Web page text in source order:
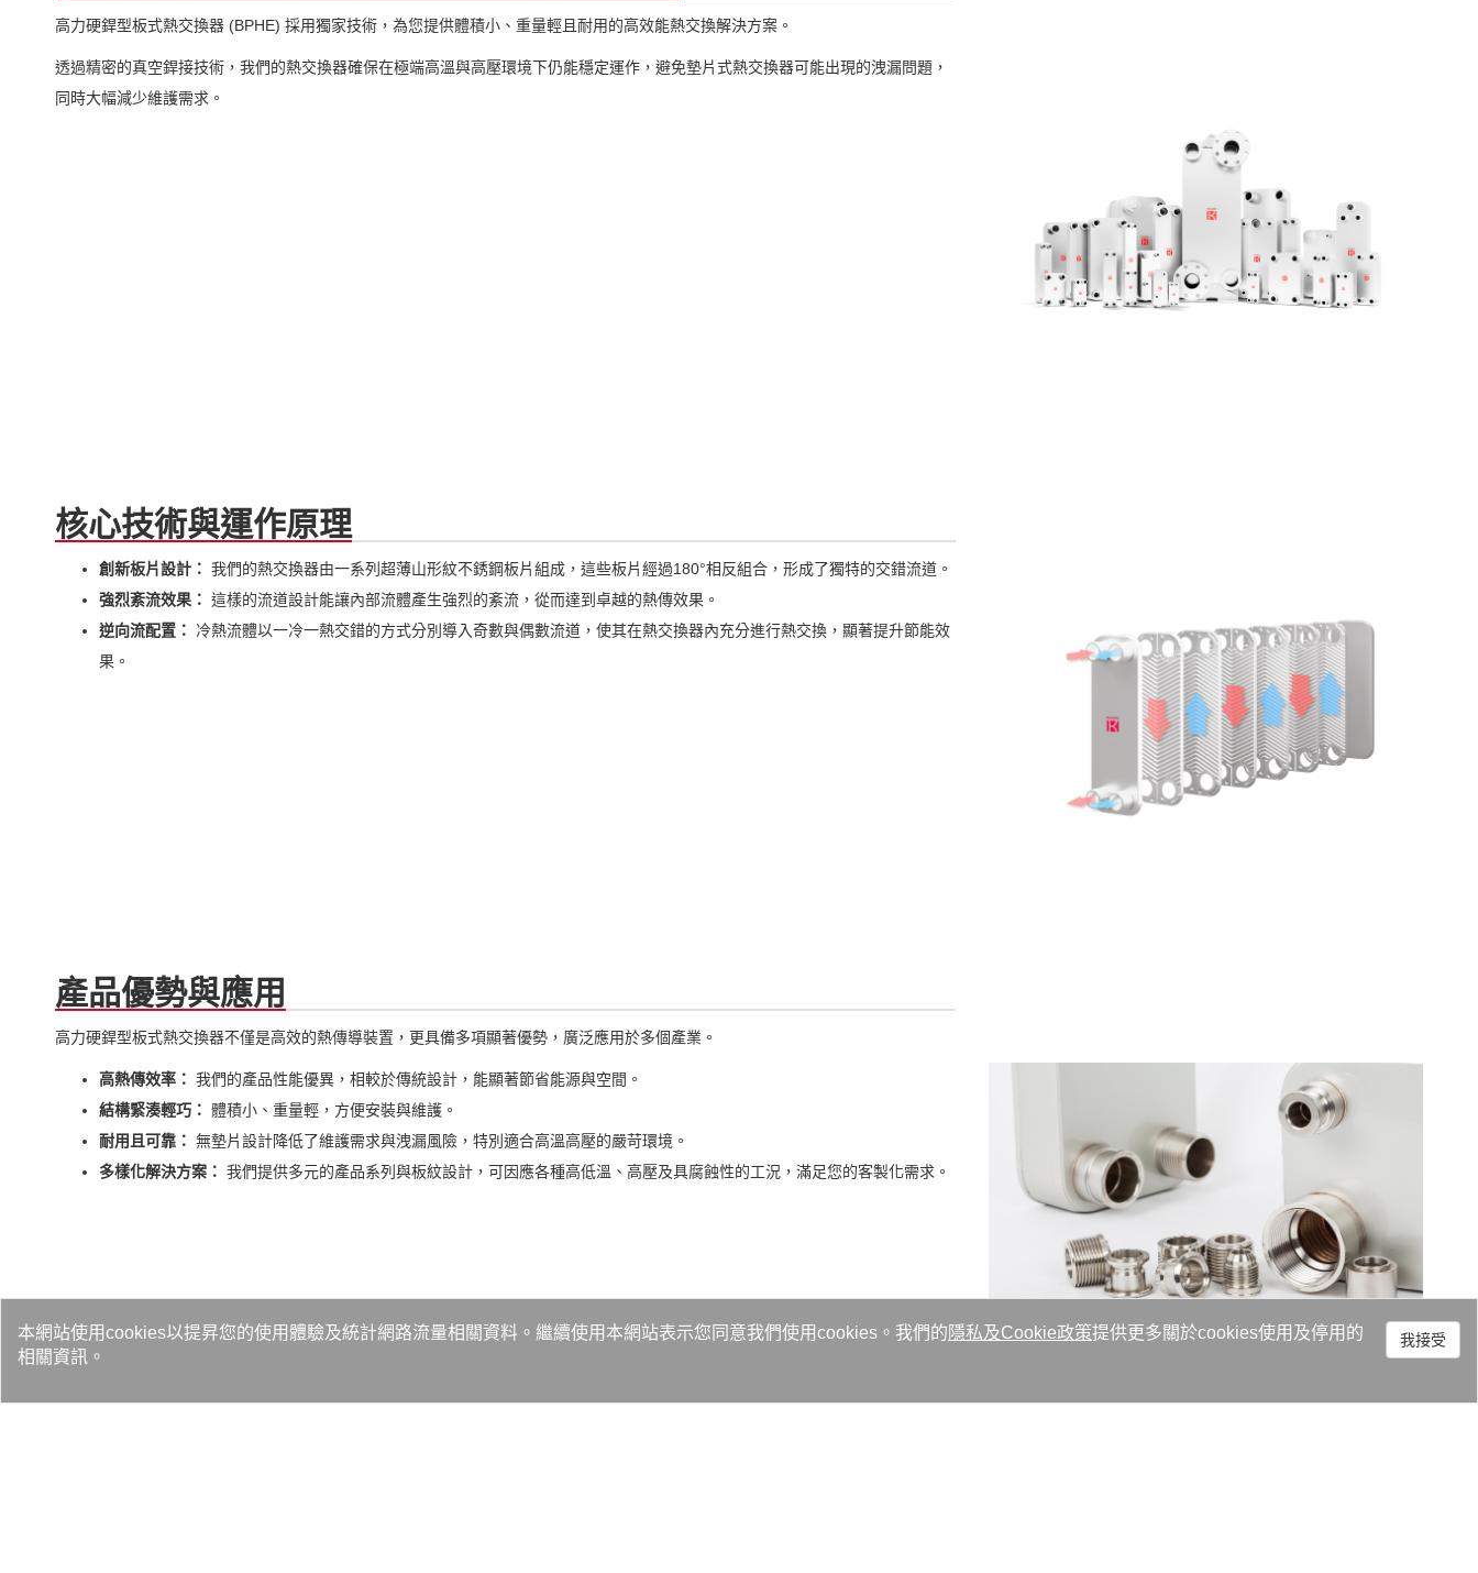
我接受
本網站使用cookies以提昇您的使用體驗及統計網路流量相關資料。繼續使用本網站表示您同意我們使用cookies。我們的 隱私及Cookie政策提供更多關於cookies使用及停用的
相關資訊。
高力硬銲型板式熱交換器 (BPHE) 採用獨家技術，為您提供體積小、重量輕且耐用的高效能熱交換解決方案。
透過精密的真空銲接技術，我們的熱交換器確保在極端高溫與高壓環境下仍能穩定運作，避免墊片式熱交換器可能出現的洩漏問題，
同時大幅減少維護需求。
核心技術與運作原理
創新板片設計： 我們的熱交換器由一系列超薄山形紋不銹鋼板片組成，這些板片經過180°相反組合，形成了獨特的交錯流道。
強烈紊流效果： 這樣的流道設計能讓內部流體產生強烈的紊流，從而達到卓越的熱傳效果。
逆向流配置：
冷熱流體以一冷一熱交錯的方式分別導入奇數與偶數流道，使其在熱交換器內充分進行熱交換，顯著提升節能效
果。
產品優勢與應用
高力硬銲型板式熱交換器不僅是高效的熱傳導裝置，更具備多項顯著優勢，廣泛應用於多個產業。
高熱傳效率： 我們的產品性能優異，相較於傳統設計，能顯著節省能源與空間。
結構緊湊輕巧： 體積小、重量輕，方便安裝與維護。
耐用且可靠： 無墊片設計降低了維護需求與洩漏風險，特別適合高溫高壓的嚴苛環境。
多樣化解決方案： 我們提供多元的產品系列與板紋設計，可因應各種高低溫、高壓及具腐蝕性的工況，滿足您的客製化需求。